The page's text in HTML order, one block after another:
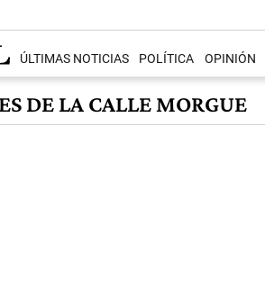
ÚLTIMAS NOTICIAS POLÍTICA OPINIÓN
DE LA CALLE MORGUE